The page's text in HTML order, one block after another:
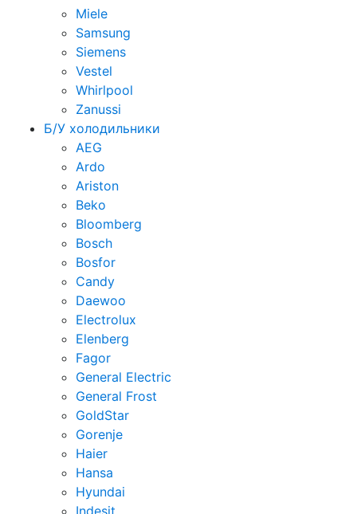
Miele
Samsung
Siemens
Vestel
Whirlpool
Zanussi
Б/У холодильники
AEG
Ardo
Ariston
Beko
Bloomberg
Bosch
Bosfor
Candy
Daewoo
Electrolux
Elenberg
Fagor
General Electric
General Frost
GoldStar
Gorenje
Haier
Hansa
Hyundai